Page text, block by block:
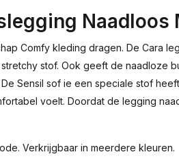
Naadloos
Comfy kleding dragen. De Cara
stof. Ook geeft de naadloze
Sensil sof ie een speciale stof
voelt. Doordat de legging
Verkrijgbaar in meerdere kleuren.